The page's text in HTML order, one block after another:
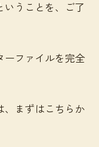
うことを、ご了
ーファイルを完全
まずはこちらか